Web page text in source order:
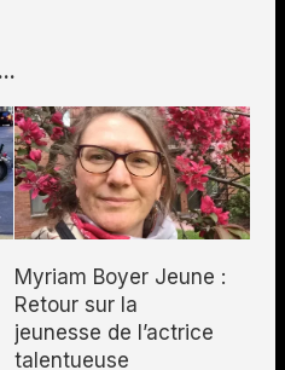
Myriam Boyer Jeune :
Retour sur la
jeunesse de l’actrice
talentueuse